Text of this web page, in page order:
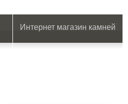
Интернет магазин камней